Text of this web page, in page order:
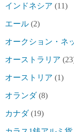
インドネシア (11)
エール (2)
オークション・ネ
オーストラリア
オーストリア (1)
オランダ(8)
カナダ(19)